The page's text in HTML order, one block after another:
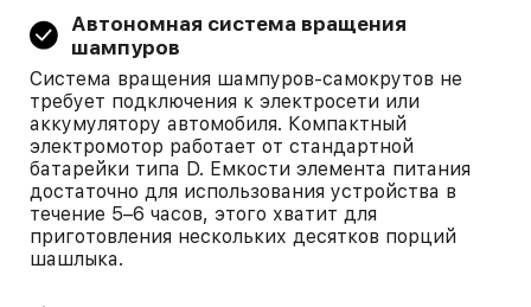
Автономная система вращения
шампуров
Система вращения шампуров-самокрутов не
требует подключения к электросети или
аккумулятору автомобиля. Компактный
электромотор работает от стандартной
батарейки типа D. Емкости элемента питания
достаточно для использования устройства в
течение 5–6 часов, этого хватит для
приготовления нескольких десятков порций
шашлыка.